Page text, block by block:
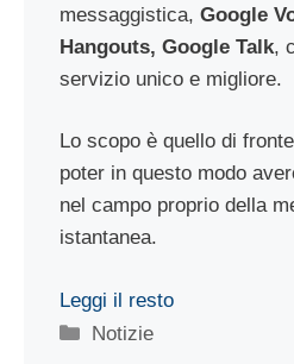
messaggistica, Google
Hangouts, Google Talk,
servizio unico e migliore.
Lo scopo è quello di
poter in questo modo
nel campo proprio della
istantanea.
Leggi il resto
Categorie
Notizie